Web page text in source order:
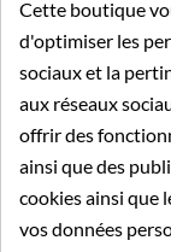
Volume:
100ml
200ml
500ml
Cette boutique
d'optimiser les
sociaux et la
aux réseaux
offrir des
ainsi que des
cookies ainsi que
vos données